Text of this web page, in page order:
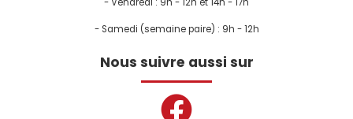
- Samedi (semaine paire) : 9h - 12h
Nous suivre aussi sur